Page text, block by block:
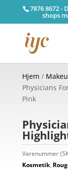
7876 8672
shops
Hjem /
Physicians
Pink
Varenummer
Kosmetik,